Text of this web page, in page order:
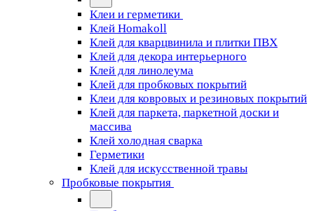
Клеи и герметики
Клей Homakoll
Клей для кварцвинила и плитки ПВХ
Клей для декора интерьерного
Клей для линолеума
Клей для пробковых покрытий
Клеи для ковровых и резиновых покрытий
Клей для паркета, паркетной доски и
массива
Клей холодная сварка
Герметики
Клей для искусственной травы
Пробковые покрытия